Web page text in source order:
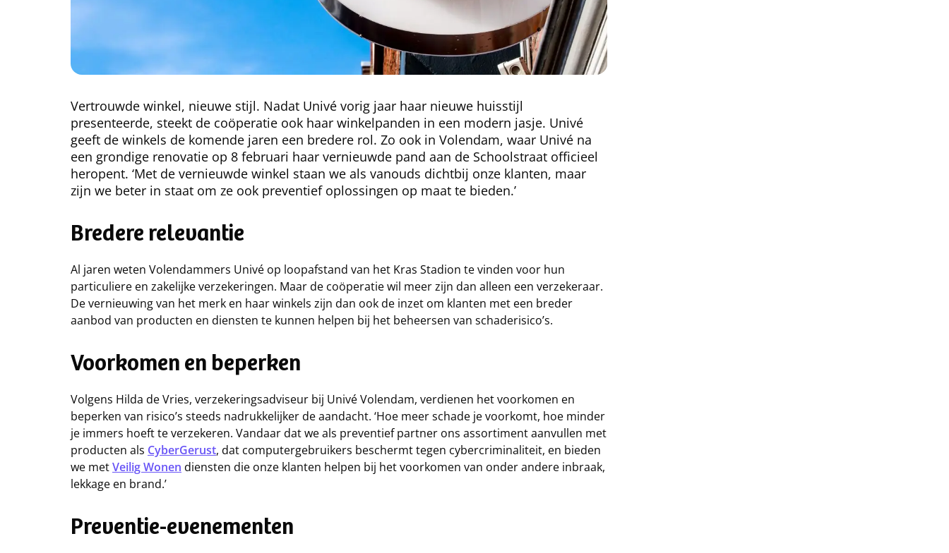
Vertrouwde winkel, nieuwe stijl. Nadat Univé vorig jaar haar nieuwe huisstijl
presenteerde, steekt de coöperatie ook haar winkelpanden in een modern jasje. Univé
geeft de winkels de komende jaren een bredere rol. Zo ook in Volendam, waar Univé na
een grondige renovatie op 8 februari haar vernieuwde pand aan de Schoolstraat officieel
heropent. ‘Met de vernieuwde winkel staan we als vanouds dichtbij onze klanten, maar
zijn we beter in staat om ze ook preventief oplossingen op maat te bieden.’
Bredere relevantie
Al jaren weten Volendammers Univé op loopafstand van het Kras Stadion te vinden voor hun
particuliere en zakelijke verzekeringen. Maar de coöperatie wil meer zijn dan alleen een verzekeraar.
De vernieuwing van het merk en haar winkels zijn dan ook de inzet om klanten met een breder
aanbod van producten en diensten te kunnen helpen bij het beheersen van schaderisico’s.
Voorkomen en beperken
Volgens Hilda de Vries, verzekeringsadviseur bij Univé Volendam, verdienen het voorkomen en
beperken van risico’s steeds nadrukkelijker de aandacht. ‘Hoe meer schade je voorkomt, hoe minder
je immers hoeft te verzekeren. Vandaar dat we als preventief partner ons assortiment aanvullen met
producten als CyberGerust, dat computergebruikers beschermt tegen cybercriminaliteit, en bieden
we metVeilig Wonen diensten die onze klanten helpen bij het voorkomen van onder andere inbraak,
lekkage en brand.’
Preventie-evenementen